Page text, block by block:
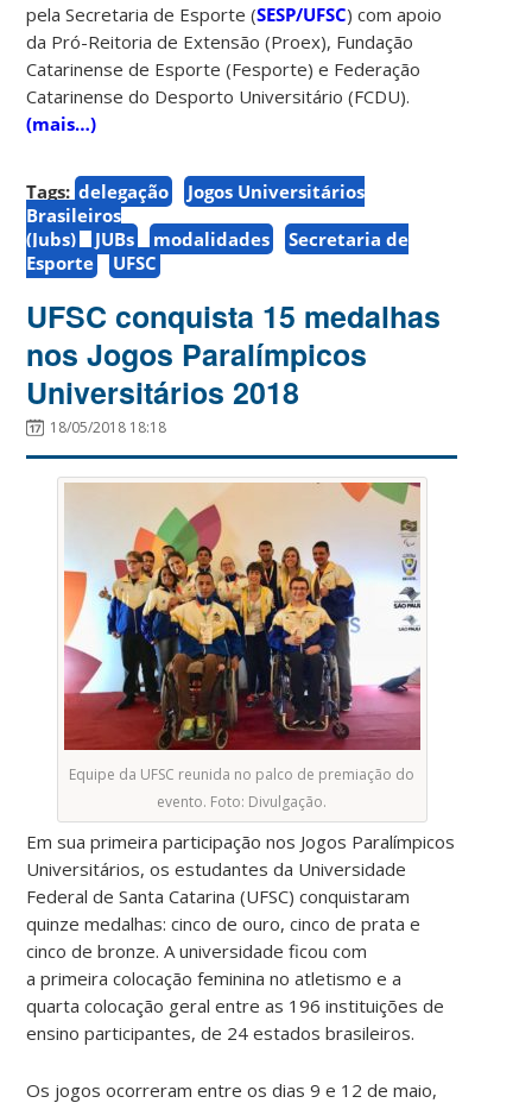
pela Secretaria de Esporte (SESP/UFSC) com apoio
da Pró-Reitoria de Extensão (Proex), Fundação
Catarinense de Esporte (Fesporte) e Federação
Catarinense do Desporto Universitário (FCDU).
(mais…)
Tags: delegação
Jogos Universitários
Brasileiros
(Jubs)
JUBs modalidades
Secretaria de
Esporte
UFSC
UFSC conquista 15 medalhas
nos Jogos Paralímpicos
Universitários 2018
18/05/2018 18:18
Equipe da UFSC reunida no palco de premiação do
evento. Foto: Divulgação.
Em sua primeira participação nos Jogos Paralímpicos
Universitários, os estudantes da Universidade
Federal de Santa Catarina (UFSC) conquistaram
quinze medalhas: cinco de ouro, cinco de prata e
cinco de bronze. A universidade ficou com
a primeira colocação feminina no atletismo e a
quarta colocação geral entre as 196 instituições de
ensino participantes, de 24 estados brasileiros.
Os jogos ocorreram entre os dias 9 e 12 de maio,